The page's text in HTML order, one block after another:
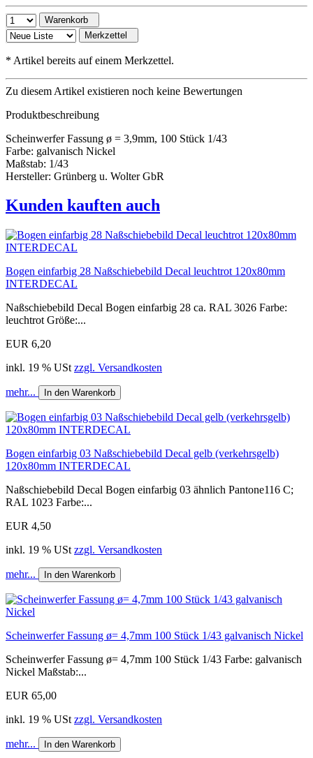
Warenkorb
Merkzettel
* Artikel bereits auf einem Merkzettel.
Zu diesem Artikel existieren noch keine Bewertungen
Produktbeschreibung
Scheinwerfer Fassung ø = 3,9mm, 100 Stück 1/43
Farbe: galvanisch Nickel
Maßstab: 1/43
Hersteller: Grünberg u. Wolter GbR
Kunden kauften auch
Bogen einfarbig 28 Naßschiebebild Decal leuchtrot 120x80mm
INTERDECAL
Naßschiebebild Decal Bogen einfarbig 28 ca. RAL 3026 Farbe:
leuchtrot Größe:...
EUR 6,20
inkl. 19 % USt zzgl. Versandkosten
mehr... In den Warenkorb
Bogen einfarbig 03 Naßschiebebild Decal gelb (verkehrsgelb)
120x80mm INTERDECAL
Naßschiebebild Decal Bogen einfarbig 03 ähnlich Pantone116 C;
RAL 1023 Farbe:...
EUR 4,50
inkl. 19 % USt zzgl. Versandkosten
mehr... In den Warenkorb
Scheinwerfer Fassung ø= 4,7mm 100 Stück 1/43 galvanisch Nickel
Scheinwerfer Fassung ø= 4,7mm 100 Stück 1/43 Farbe: galvanisch
Nickel Maßstab:...
EUR 65,00
inkl. 19 % USt zzgl. Versandkosten
mehr... In den Warenkorb